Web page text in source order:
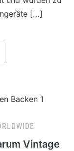
[…]
Vintage